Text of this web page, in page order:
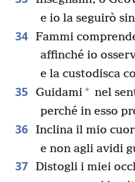
e io la seguirò
34 Fammi
affinché io
e la custodisca
35 Guidami* nel
perché in esso
36 Inclina il mio
e non agli avidi
37 Distogli i miei